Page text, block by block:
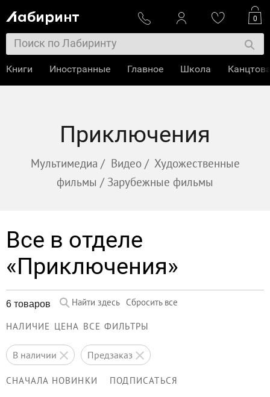
Приключения
Мультимедиа / Видео/ Художественные
фильмы / Зарубежные фильмы
Все в отделе
«Приключения»
6 товаров Найти здесь Сбросить все
НАЛИЧИЕ ЦЕНА ВСЕ ФИЛЬТРЫ
в наличии предзаказ
СНАЧАЛА НОВИНКИ ПОДПИСАТЬСЯ
0
Книги Иностранные Главное Школа